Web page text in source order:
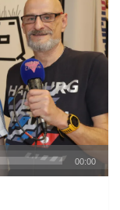
00:00